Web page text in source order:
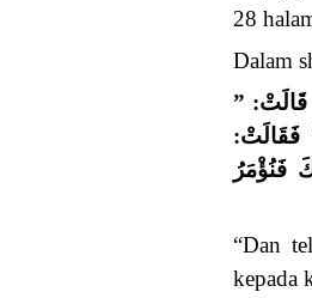
28
Dalam
قَالَتْ: ”
فَقَالَتْ:
فَنُؤْمَرُ
“Dan
kepada